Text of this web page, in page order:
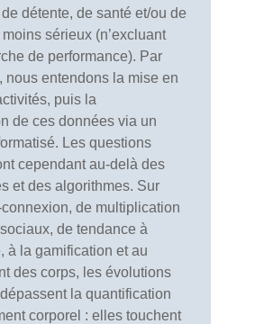
détente, de santé et/ou de
sérieux (n’excluant
de performance). Par
nous entendons la mise en
puis la
de ces données via un
Les questions
cependant au-delà des
et des algorithmes. Sur
connexion, de multiplication
de tendance à
à la gamification et au
des corps, les évolutions
la quantification
corporel : elles touchent